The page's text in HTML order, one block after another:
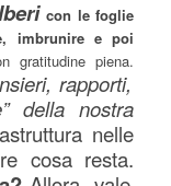
con le foglie
imbrunire e poi
gratitudine piena.
rapporti,
della nostra
nelle
cosa resta.